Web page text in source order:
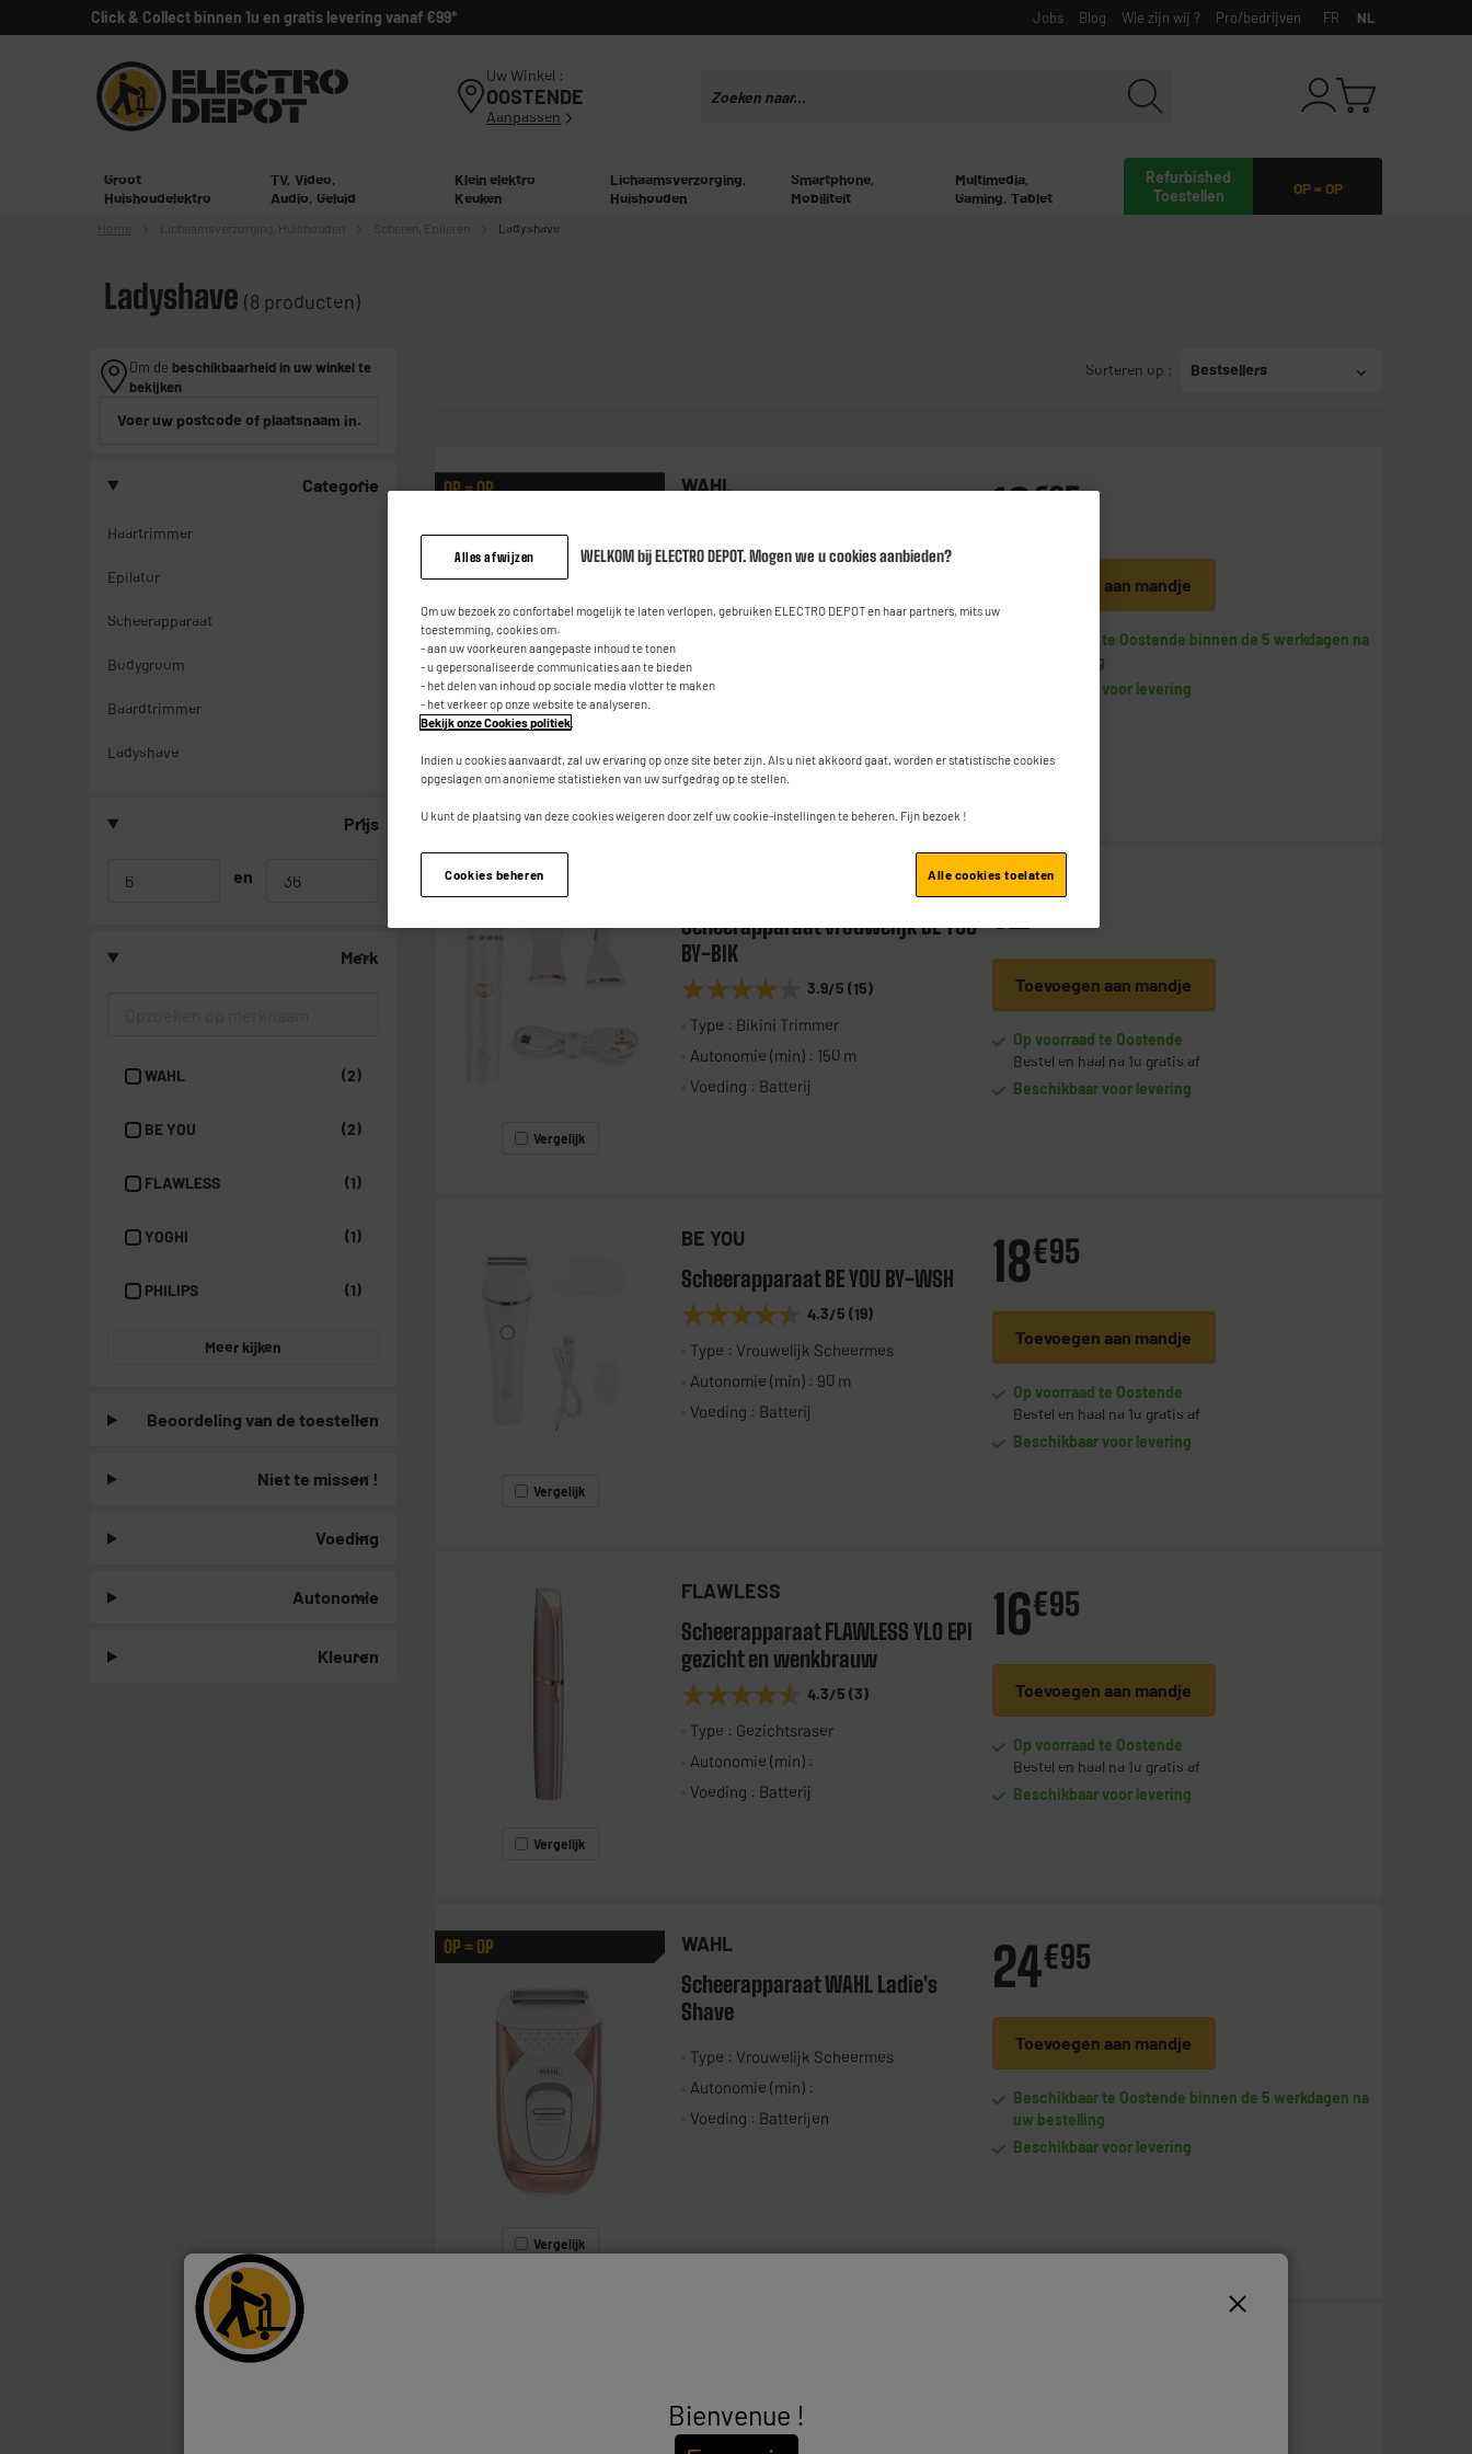
Click & Collect binnen 1u en gratis levering vanaf €99* Jobs Blog Wie zijn wij ? Pro/bedrijven FR NL
Uw Winkel :
OOSTENDE
Aanpassen
OP = OP
Refurbished
Toestellen
Groot
Huishoudelektro
TV, Video,
Audio, Geluid
Klein elektro
Keuken
Lichaamsverzorging,
Huishouden
Smartphone,
Mobiliteit
Multimedia,
Gaming, Tablet
Ladyshave
Ladyshave (8 producten)
Om de beschikbaarheid in uw winkel te
bekijken
Voer uw postcode of plaatsnaam in.
Categorie
Haartrimmer
Epilator
Scheerapparaat
Bodygroom
Baardtrimmer
Ladyshave
Prijs
en
Merk
WAHL (2)
BE YOU (2)
FLAWLESS (1)
YOGHI (1)
PHILIPS (1)
Meer kijken
Beoordeling van de toestellen
Niet te missen !
Voeding
Autonomie
Kleuren
Sorteren op : Bestsellers
OP = OP
Vergelijk
WAHL
Type : Bikini Trimmer
16€95
Toevoegen aan mandje
Beschikbaar te Oostende binnen de 5 werkdagen na
uw bestelling
Beschikbaar voor levering
Vergelijk
Scheerapparaat vrouwelijk BE YOU
BY-BIK
★★★★★
★★★★★ 3.9/5 (15)
Type : Bikini Trimmer
Autonomie (min) : 150 m
Voeding : Batterij
12€95
Toevoegen aan mandje
Op voorraad te Oostende
Bestel en haal na 1u gratis af
Beschikbaar voor levering
Vergelijk
BE YOU
Scheerapparaat BE YOU BY-WSH
★★★★★
★★★★★ 4.3/5 (19)
Type : Vrouwelijk Scheermes
Autonomie (min) : 90 m
Voeding : Batterij
18€95
Toevoegen aan mandje
Op voorraad te Oostende
Bestel en haal na 1u gratis af
Beschikbaar voor levering
Vergelijk
FLAWLESS
Scheerapparaat FLAWLESS YLO EPI
gezicht en wenkbrauw
★★★★★
★★★★★ 4.3/5 (3)
Type : Gezichtsraser
Autonomie (min) :
Voeding : Batterij
16€95
Toevoegen aan mandje
Op voorraad te Oostende
Bestel en haal na 1u gratis af
Beschikbaar voor levering
OP = OP
Vergelijk
WAHL
Scheerapparaat WAHL Ladie's
Shave
Type : Vrouwelijk Scheermes
Autonomie (min) :
Voeding : Batterijen
24€95
Toevoegen aan mandje
Beschikbaar te Oostende binnen de 5 werkdagen na
uw bestelling
Beschikbaar voor levering
Type : Ontharingsgum
Alles afwijzen WELKOM bij ELECTRO DEPOT. Mogen we u cookies aanbieden?
Om uw bezoek zo confortabel mogelijk te laten verlopen, gebruiken ELECTRO DEPOT en haar partners, mits uw
toestemming, cookies om:
- aan uw voorkeuren aangepaste inhoud te tonen
- u gepersonaliseerde communicaties aan te bieden
- het delen van inhoud op sociale media vlotter te maken
- het verkeer op onze website te analyseren.
Bekijk onze Cookies politiek
Indien u cookies aanvaardt, zal uw ervaring op onze site beter zijn. Als u niet akkoord gaat, worden er statistische cookies
opgeslagen om anonieme statistieken van uw surfgedrag op te stellen.
U kunt de plaatsing van deze cookies weigeren door zelf uw cookie-instellingen te beheren. Fijn bezoek !
Cookies beheren Alle cookies toelaten
Bienvenue !